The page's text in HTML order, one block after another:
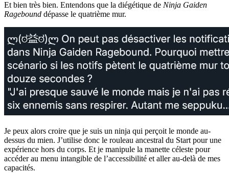
Et bien très bien. Entendons que la diégétique de Ninja Gaiden
Ragebound dépasse le quatrième mur.
Je peux alors croire que je suis un ninja qui perçoit le monde au-
dessus du mien. J’utilise donc le rouleau ancestral du Start pour une
expérience hors du corps. Et je manipule la manette céleste pour
accéder au menu intangible de l’accessibilité et aller au-delà de mes
capacités.